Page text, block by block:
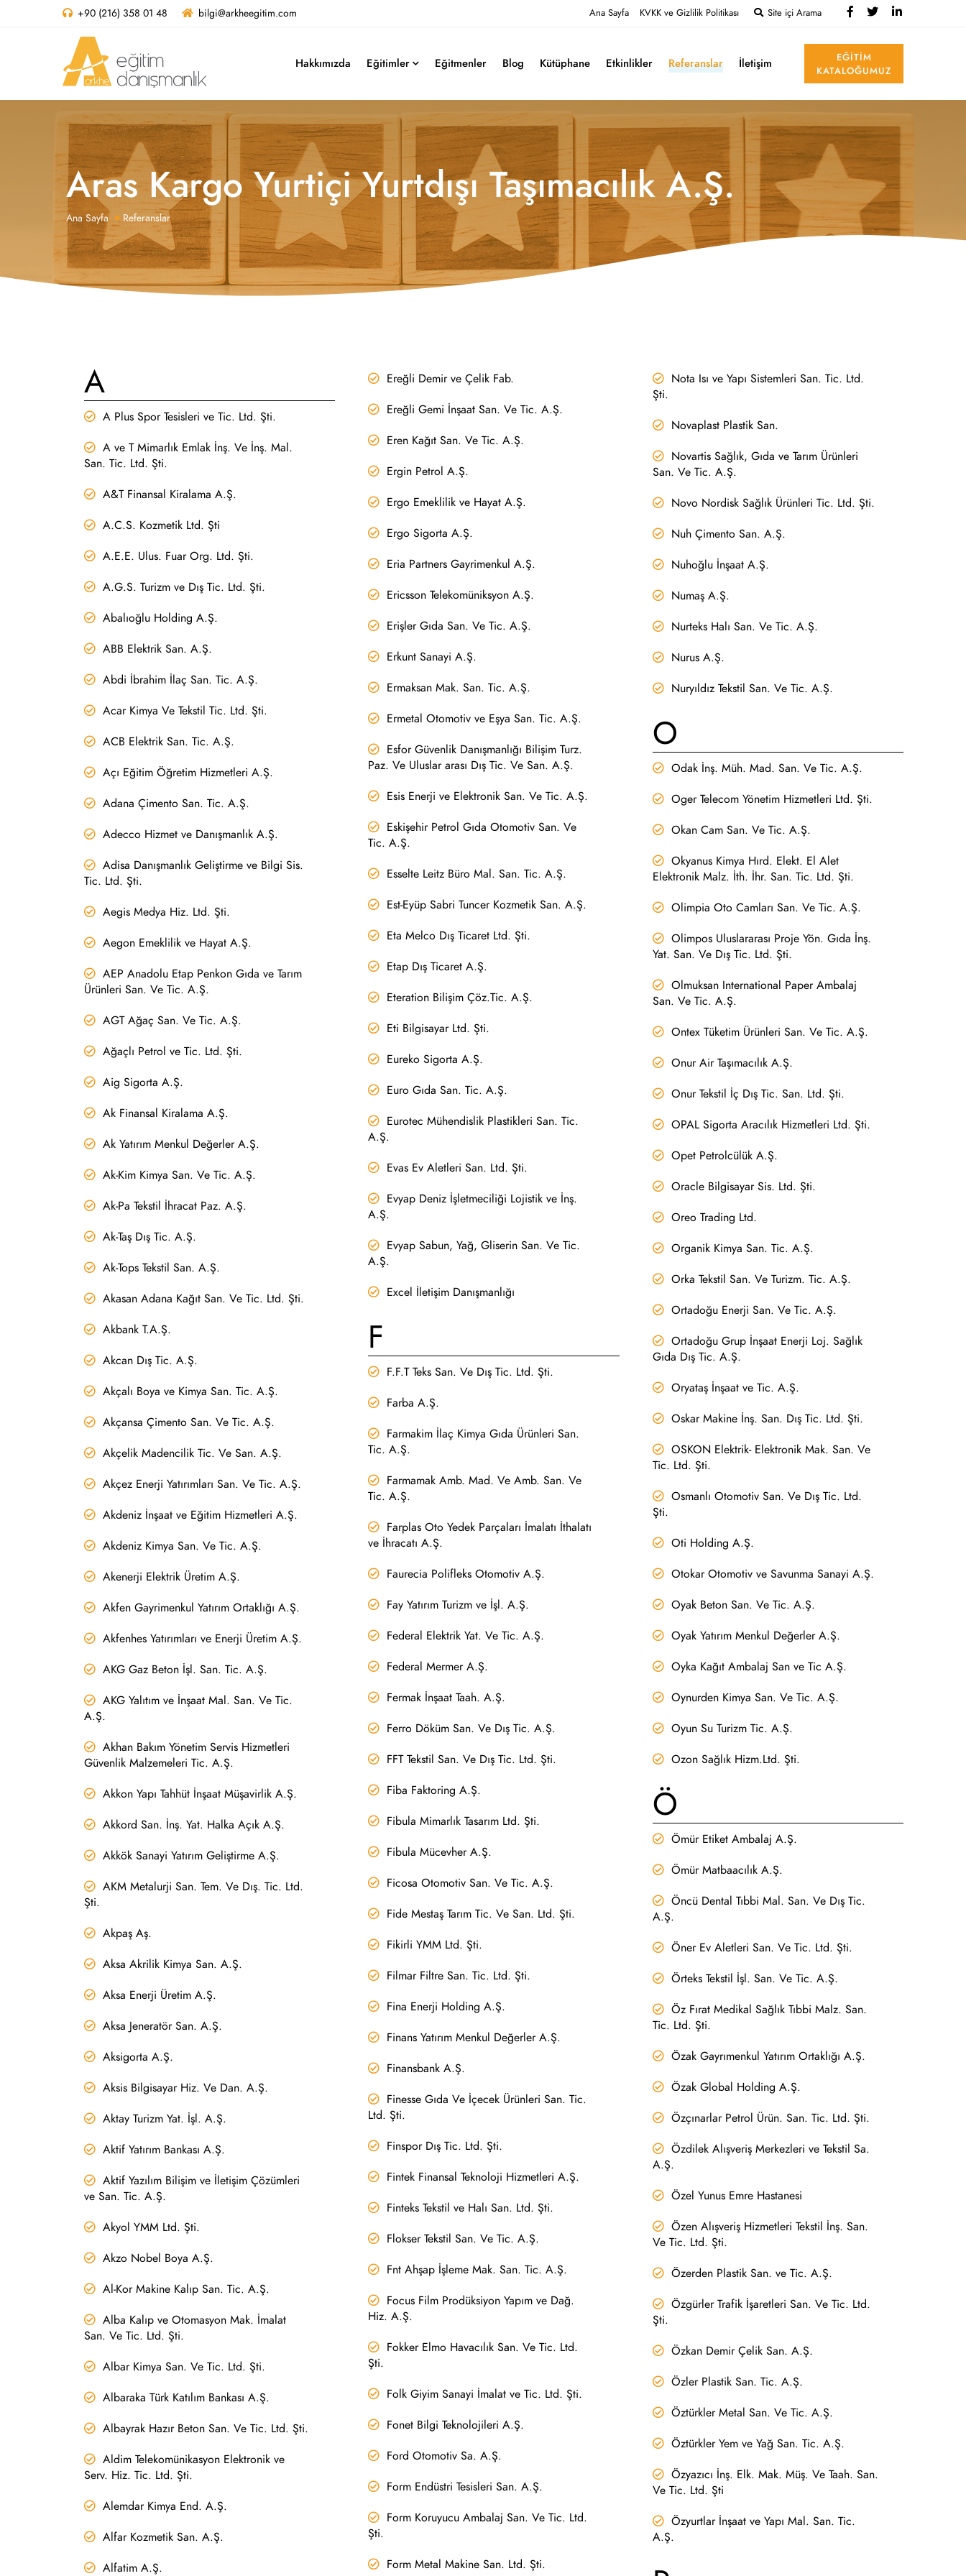
+90 (216) 358 01 48 bilgi@arkheegitim.com Ana Sayfa KVKK ve Gizlilik Politikası Site içi Arama
Hakkımızda Eğitimler Eğitmenler Blog Kütüphane Etkinlikler Referanslar İletişim
EĞITIM
KATALOĞUMUZ
Aras Kargo Yurtiçi Yurtdışı Taşımacılık A.Ş.
Ana Sayfa Referanslar
A
A Plus Spor Tesisleri ve Tic. Ltd. Şti.
A ve T Mimarlık Emlak İnş. Ve İnş. Mal.
San. Tic. Ltd. Şti.
A&T Finansal Kiralama A.Ş.
A.C.S. Kozmetik Ltd. Şti
A.E.E. Ulus. Fuar Org. Ltd. Şti.
A.G.S. Turizm ve Dış Tic. Ltd. Şti.
Abalıoğlu Holding A.Ş.
ABB Elektrik San. A.Ş.
Abdi İbrahim İlaç San. Tic. A.Ş.
Acar Kimya Ve Tekstil Tic. Ltd. Şti.
ACB Elektrik San. Tic. A.Ş.
Açı Eğitim Öğretim Hizmetleri A.Ş.
Adana Çimento San. Tic. A.Ş.
Adecco Hizmet ve Danışmanlık A.Ş.
Adisa Danışmanlık Geliştirme ve Bilgi Sis.
Tic. Ltd. Şti.
Aegis Medya Hiz. Ltd. Şti.
Aegon Emeklilik ve Hayat A.Ş.
AEP Anadolu Etap Penkon Gıda ve Tarım
Ürünleri San. Ve Tic. A.Ş.
AGT Ağaç San. Ve Tic. A.Ş.
Ağaçlı Petrol ve Tic. Ltd. Şti.
Aig Sigorta A.Ş.
Ak Finansal Kiralama A.Ş.
Ak Yatırım Menkul Değerler A.Ş.
Ak-Kim Kimya San. Ve Tic. A.Ş.
Ak-Pa Tekstil İhracat Paz. A.Ş.
Ak-Taş Dış Tic. A.Ş.
Ak-Tops Tekstil San. A.Ş.
Akasan Adana Kağıt San. Ve Tic. Ltd. Şti.
Akbank T.A.Ş.
Akcan Dış Tic. A.Ş.
Akçalı Boya ve Kimya San. Tic. A.Ş.
Akçansa Çimento San. Ve Tic. A.Ş.
Akçelik Madencilik Tic. Ve San. A.Ş.
Akçez Enerji Yatırımları San. Ve Tic. A.Ş.
Akdeniz İnşaat ve Eğitim Hizmetleri A.Ş.
Akdeniz Kimya San. Ve Tic. A.Ş.
Akenerji Elektrik Üretim A.Ş.
Akfen Gayrimenkul Yatırım Ortaklığı A.Ş.
Akfenhes Yatırımları ve Enerji Üretim A.Ş.
AKG Gaz Beton İşl. San. Tic. A.Ş.
AKG Yalıtım ve İnşaat Mal. San. Ve Tic.
A.Ş.
Akhan Bakım Yönetim Servis Hizmetleri
Güvenlik Malzemeleri Tic. A.Ş.
Akkon Yapı Tahhüt İnşaat Müşavirlik A.Ş.
Akkord San. İnş. Yat. Halka Açık A.Ş.
Akkök Sanayi Yatırım Geliştirme A.Ş.
AKM Metalurji San. Tem. Ve Dış. Tic. Ltd.
Şti.
Akpaş Aş.
Aksa Akrilik Kimya San. A.Ş.
Aksa Enerji Üretim A.Ş.
Aksa Jeneratör San. A.Ş.
Aksigorta A.Ş.
Aksis Bilgisayar Hiz. Ve Dan. A.Ş.
Aktay Turizm Yat. İşl. A.Ş.
Aktif Yatırım Bankası A.Ş.
Aktif Yazılım Bilişim ve İletişim Çözümleri
ve San. Tic. A.Ş.
Akyol YMM Ltd. Şti.
Akzo Nobel Boya A.Ş.
Al-Kor Makine Kalıp San. Tic. A.Ş.
Alba Kalıp ve Otomasyon Mak. İmalat
San. Ve Tic. Ltd. Şti.
Albar Kimya San. Ve Tic. Ltd. Şti.
Albaraka Türk Katılım Bankası A.Ş.
Albayrak Hazır Beton San. Ve Tic. Ltd. Şti.
Aldim Telekomünikasyon Elektronik ve
Serv. Hiz. Tic. Ltd. Şti.
Alemdar Kimya End. A.Ş.
Alfar Kozmetik San. A.Ş.
Alfatim A.Ş.
Ereğli Demir ve Çelik Fab.
Ereğli Gemi İnşaat San. Ve Tic. A.Ş.
Eren Kağıt San. Ve Tic. A.Ş.
Ergin Petrol A.Ş.
Ergo Emeklilik ve Hayat A.Ş.
Ergo Sigorta A.Ş.
Eria Partners Gayrimenkul A.Ş.
Ericsson Telekomüniksyon A.Ş.
Erişler Gıda San. Ve Tic. A.Ş.
Erkunt Sanayi A.Ş.
Ermaksan Mak. San. Tic. A.Ş.
Ermetal Otomotiv ve Eşya San. Tic. A.Ş.
Esfor Güvenlik Danışmanlığı Bilişim Turz.
Paz. Ve Uluslar arası Dış Tic. Ve San. A.Ş.
Esis Enerji ve Elektronik San. Ve Tic. A.Ş.
Eskişehir Petrol Gıda Otomotiv San. Ve
Tic. A.Ş.
Esselte Leitz Büro Mal. San. Tic. A.Ş.
Est-Eyüp Sabri Tuncer Kozmetik San. A.Ş.
Eta Melco Dış Ticaret Ltd. Şti.
Etap Dış Ticaret A.Ş.
Eteration Bilişim Çöz.Tic. A.Ş.
Eti Bilgisayar Ltd. Şti.
Eureko Sigorta A.Ş.
Euro Gıda San. Tic. A.Ş.
Eurotec Mühendislik Plastikleri San. Tic.
A.Ş.
Evas Ev Aletleri San. Ltd. Şti.
Evyap Deniz İşletmeciliği Lojistik ve İnş.
A.Ş.
Evyap Sabun, Yağ, Gliserin San. Ve Tic.
A.Ş.
Excel İletişim Danışmanlığı
F
F.F.T Teks San. Ve Dış Tic. Ltd. Şti.
Farba A.Ş.
Farmakim İlaç Kimya Gıda Ürünleri San.
Tic. A.Ş.
Farmamak Amb. Mad. Ve Amb. San. Ve
Tic. A.Ş.
Farplas Oto Yedek Parçaları İmalatı İthalatı
ve İhracatı A.Ş.
Faurecia Polifleks Otomotiv A.Ş.
Fay Yatırım Turizm ve İşl. A.Ş.
Federal Elektrik Yat. Ve Tic. A.Ş.
Federal Mermer A.Ş.
Fermak İnşaat Taah. A.Ş.
Ferro Döküm San. Ve Dış Tic. A.Ş.
FFT Tekstil San. Ve Dış Tic. Ltd. Şti.
Fiba Faktoring A.Ş.
Fibula Mimarlık Tasarım Ltd. Şti.
Fibula Mücevher A.Ş.
Ficosa Otomotiv San. Ve Tic. A.Ş.
Fide Mestaş Tarım Tic. Ve San. Ltd. Şti.
Fikirli YMM Ltd. Şti.
Filmar Filtre San. Tic. Ltd. Şti.
Fina Enerji Holding A.Ş.
Finans Yatırım Menkul Değerler A.Ş.
Finansbank A.Ş.
Finesse Gıda Ve İçecek Ürünleri San. Tic.
Ltd. Şti.
Finspor Dış Tic. Ltd. Şti.
Fintek Finansal Teknoloji Hizmetleri A.Ş.
Finteks Tekstil ve Halı San. Ltd. Şti.
Flokser Tekstil San. Ve Tic. A.Ş.
Fnt Ahşap İşleme Mak. San. Tic. A.Ş.
Focus Film Prodüksiyon Yapım ve Dağ.
Hiz. A.Ş.
Fokker Elmo Havacılık San. Ve Tic. Ltd.
Şti.
Folk Giyim Sanayi İmalat ve Tic. Ltd. Şti.
Fonet Bilgi Teknolojileri A.Ş.
Ford Otomotiv Sa. A.Ş.
Form Endüstri Tesisleri San. A.Ş.
Form Koruyucu Ambalaj San. Ve Tic. Ltd.
Şti.
Form Metal Makine San. Ltd. Şti.
Nota Isı ve Yapı Sistemleri San. Tic. Ltd.
Şti.
Novaplast Plastik San.
Novartis Sağlık, Gıda ve Tarım Ürünleri
San. Ve Tic. A.Ş.
Novo Nordisk Sağlık Ürünleri Tic. Ltd. Şti.
Nuh Çimento San. A.Ş.
Nuhoğlu İnşaat A.Ş.
Numaş A.Ş.
Nurteks Halı San. Ve Tic. A.Ş.
Nurus A.Ş.
Nuryıldız Tekstil San. Ve Tic. A.Ş.
O
Odak İnş. Müh. Mad. San. Ve Tic. A.Ş.
Oger Telecom Yönetim Hizmetleri Ltd. Şti.
Okan Cam San. Ve Tic. A.Ş.
Okyanus Kimya Hırd. Elekt. El Alet
Elektronik Malz. İth. İhr. San. Tic. Ltd. Şti.
Olimpia Oto Camları San. Ve Tic. A.Ş.
Olimpos Uluslararası Proje Yön. Gıda İnş.
Yat. San. Ve Dış Tic. Ltd. Şti.
Olmuksan International Paper Ambalaj
San. Ve Tic. A.Ş.
Ontex Tüketim Ürünleri San. Ve Tic. A.Ş.
Onur Air Taşımacılık A.Ş.
Onur Tekstil İç Dış Tic. San. Ltd. Şti.
OPAL Sigorta Aracılık Hizmetleri Ltd. Şti.
Opet Petrolcülük A.Ş.
Oracle Bilgisayar Sis. Ltd. Şti.
Oreo Trading Ltd.
Organik Kimya San. Tic. A.Ş.
Orka Tekstil San. Ve Turizm. Tic. A.Ş.
Ortadoğu Enerji San. Ve Tic. A.Ş.
Ortadoğu Grup İnşaat Enerji Loj. Sağlık
Gıda Dış Tic. A.Ş.
Oryataş İnşaat ve Tic. A.Ş.
Oskar Makine İnş. San. Dış Tic. Ltd. Şti.
OSKON Elektrik- Elektronik Mak. San. Ve
Tic. Ltd. Şti.
Osmanlı Otomotiv San. Ve Dış Tic. Ltd.
Şti.
Oti Holding A.Ş.
Otokar Otomotiv ve Savunma Sanayi A.Ş.
Oyak Beton San. Ve Tic. A.Ş.
Oyak Yatırım Menkul Değerler A.Ş.
Oyka Kağıt Ambalaj San ve Tic A.Ş.
Oynurden Kimya San. Ve Tic. A.Ş.
Oyun Su Turizm Tic. A.Ş.
Ozon Sağlık Hizm.Ltd. Şti.
Ö
Ömür Etiket Ambalaj A.Ş.
Ömür Matbaacılık A.Ş.
Öncü Dental Tıbbi Mal. San. Ve Dış Tic.
A.Ş.
Öner Ev Aletleri San. Ve Tic. Ltd. Şti.
Örteks Tekstil İşl. San. Ve Tic. A.Ş.
Öz Fırat Medikal Sağlık Tıbbi Malz. San.
Tic. Ltd. Şti.
Özak Gayrımenkul Yatırım Ortaklığı A.Ş.
Özak Global Holding A.Ş.
Özçınarlar Petrol Ürün. San. Tic. Ltd. Şti.
Özdilek Alışveriş Merkezleri ve Tekstil Sa.
A.Ş.
Özel Yunus Emre Hastanesi
Özen Alışveriş Hizmetleri Tekstil İnş. San.
Ve Tic. Ltd. Şti.
Özerden Plastik San. ve Tic. A.Ş.
Özgürler Trafik İşaretleri San. Ve Tic. Ltd.
Şti.
Özkan Demir Çelik San. A.Ş.
Özler Plastik San. Tic. A.Ş.
Öztürkler Metal San. Ve Tic. A.Ş.
Öztürkler Yem ve Yağ San. Tic. A.Ş.
Özyazıcı İnş. Elk. Mak. Müş. Ve Taah. San.
Ve Tic. Ltd. Şti
Özyurtlar İnşaat ve Yapı Mal. San. Tic.
A.Ş.